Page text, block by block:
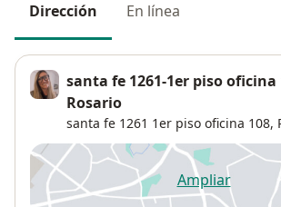
Dirección En línea
santa fe 1261-1er piso oficina
Rosario
santa fe 1261 1er piso oficina 108,
Ampliarse abre en